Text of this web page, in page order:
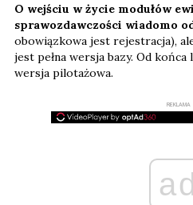
O wejściu w życie modułów
sprawozdawczości wiadomo
obowiązkowa jest rejestracja),
jest pełna wersja bazy. Od
wersja pilotażowa.
REKLAMA